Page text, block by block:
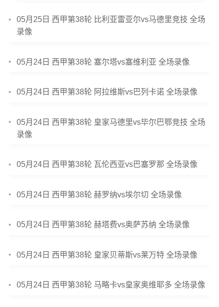
05月25日 西甲第38轮 比利亚雷亚尔vs马德里竞技 全场
录像
05月24日 西甲第38轮 塞尔塔vs塞维利亚 全场录像
05月24日 西甲第38轮 阿拉维斯vs巴列卡诺 全场录像
05月24日 西甲第38轮 皇家马德里vs毕尔巴鄂竞技 全场
录像
05月24日 西甲第38轮 瓦伦西亚vs巴塞罗那 全场录像
05月24日 西甲第38轮 赫罗纳vs埃尔切 全场录像
05月24日 西甲第38轮 赫塔费vs奥萨苏纳 全场录像
05月24日 西甲第38轮 皇家贝蒂斯vs莱万特 全场录像
05月24日 西甲第38轮 马略卡vs皇家奥维耶多 全场录像